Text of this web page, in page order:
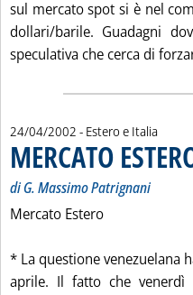
sul mercato spot si è nel
dollari/barile. Guadagni
speculativa che cerca di
24/04/2002 - Estero e Italia
MERCATO
di G. Massimo Patrignani
Mercato Estero
* La questione venezuelana
aprile. Il fatto che venerdì